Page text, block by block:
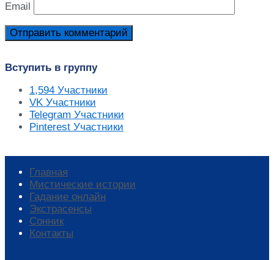
Email
Вступить в группу
1,594 Участники
VK Участники
Telegram Участники
Pinterest Участники
Главная
Мистические истории
Гадание онлайн
Экстрасенсы
Сонник
Контакты